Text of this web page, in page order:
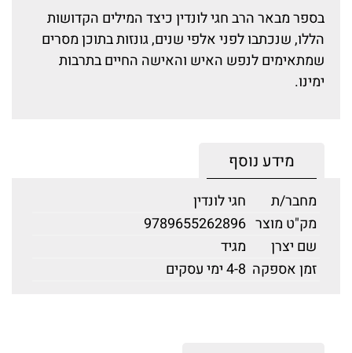
בספר מבאר הרב חגי לונדין כיצד המילים הקדושות
הללו, שנכתבו לפני אלפי שנים, גונזות בתוכן מסרים
שמתאימים לנפש האיש והאישה החיים בתרבות
ימינו.
מידע נוסף
מחבר/ת
חגי לונדין
מק"ט מוצר 9789655262896
שם יצרן
מגיד
זמן אספקה 4-8 ימי עסקים